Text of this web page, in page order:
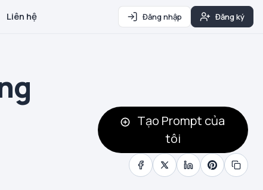
Liên hệ Đăng nhập Đăng ký
Tạo Prompt của
tôi